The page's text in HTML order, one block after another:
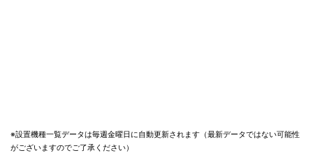
※設置機種一覧データは毎週金曜日に自動更新されます（最新データではない可能性
がございますのでご了承ください）